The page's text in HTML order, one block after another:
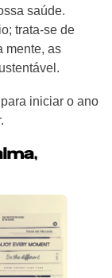
saúde.
trata-se de
mente, as
iniciar o ano